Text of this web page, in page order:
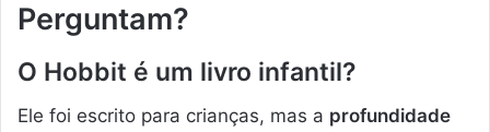
Perguntam?
O Hobbit é um livro infantil?
Ele foi escrito para crianças, mas a profundidade